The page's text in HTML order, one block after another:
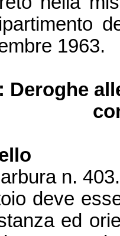
1963.
Deroghe
n.
deve
ed